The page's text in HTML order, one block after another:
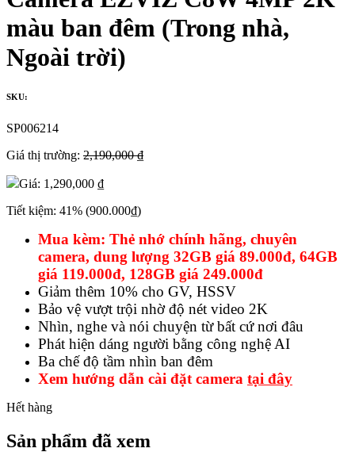
màu ban đêm (Trong nhà,
Ngoài trời)
SKU:
SP006214
Giá thị trường: 2,190,000 ₫
Giá: 1,290,000 ₫
Tiết kiệm: 41% (900.000₫)
Mua kèm: Thẻ nhớ chính hãng, chuyên
camera, dung lượng 32GB giá 89.000đ, 64GB
giá 119.000đ, 128GB giá 249.000đ
Giảm thêm 10% cho GV, HSSV
Bảo vệ vượt trội nhờ độ nét video 2K
Nhìn, nghe và nói chuyện từ bất cứ nơi đâu
Phát hiện dáng người bằng công nghệ AI
Ba chế độ tầm nhìn ban đêm
Xem hướng dẫn cài đặt camera tại đây
Hết hàng
Sản phẩm đã xem